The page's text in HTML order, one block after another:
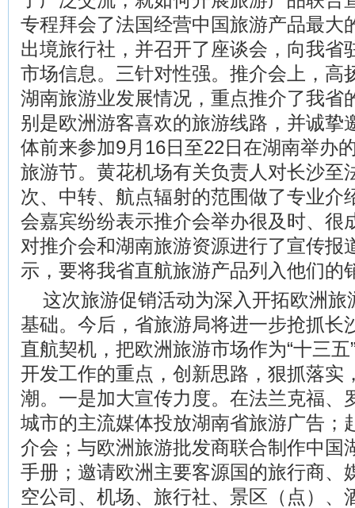
专程拜会了法国经营中国旅游产品最
出境旅行社，并召开了座谈会，向我省
市场信息。三针对性强。推介会上，高
湖南旅游业发展情况，重点推介了我省
别是欧洲游客喜欢的旅游线路，并诚挚
体前来参加9月16日至22日在湖南举办
旅游节。黄花机场有关负责人对长沙至
次、中转、航点辐射的范围做了专业介
会嘉宾纷纷表示推介会举办很及时、很
对推介会和湖南旅游资源进行了宣传报
示，要将我省直航旅游产品列入他们的
这次旅游促销活动为深入开拓欧洲旅
基础。今后，省旅游局将进一步抢抓长
直航契机，把欧洲旅游市场作为“十三
开发工作的重点，创新思路，狠抓落实
潮。一是加大宣传力度。在法兰克福、
城市的主流媒体投放湖南省旅游广告；
介会；与欧洲旅游批发商联合制作中国
手册；邀请欧洲主要客源国的旅行商、
空公司、机场、旅行社、景区（点）、